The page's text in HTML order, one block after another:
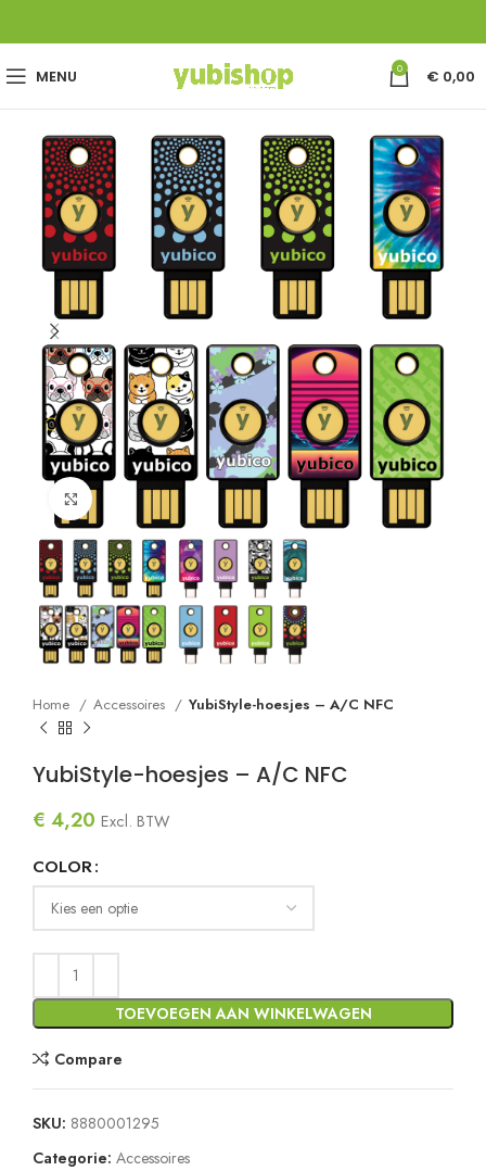
MENU 0 € 0,00
Home Accessoires YubiStyle-hoesjes – A/C NFC
YubiStyle-hoesjes – A/C NFC
€ 4,20 Excl. BTW
COLOR
TOEVOEGEN AAN WINKELWAGEN
Compare
SKU: 8880001295
Categorie: Accessoires